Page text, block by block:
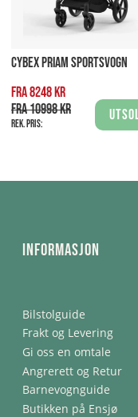
CYBEX PRIAM SPORTSVOGN
Fra 8248 kr
Fra 10998 kr
Rek. pris:
Informasjon
Bilstolguide
Frakt og Levering
Gi oss en omtale
Angrerett og Retur
Barnevognguide
Butikken på Ensjø